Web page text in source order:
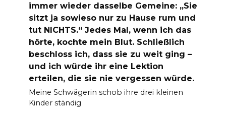
immer wieder dasselbe Gemeine: „Sie
sitzt ja sowieso nur zu Hause rum und
tut NICHTS.“ Jedes Mal, wenn ich das
hörte, kochte mein Blut. Schließlich
beschloss ich, dass sie zu weit ging –
und ich würde ihr eine Lektion
erteilen, die sie nie vergessen würde.
Meine Schwägerin schob ihre drei kleinen
Kinder ständig